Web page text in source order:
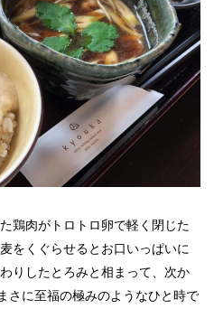
鶏肉がトロトロ卵で軽く閉じた
をくぐらせるとお口いっぱいに
りしたとろみと相まって、次か
さに至福の極みのようなひと時で